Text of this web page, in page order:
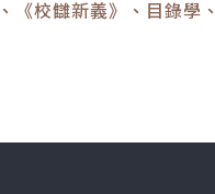
《校讎新義》、目錄學